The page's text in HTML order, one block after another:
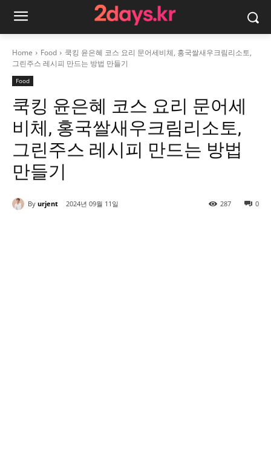
Home Food
쿡킹 윤은혜 코스 요리 문어세비체, 홍국쌀새우크림리소토,
그린주스 레시피 만드는 방법 만들기
Food
쿡킹 윤은혜 코스 요리 문어세
비체, 홍국쌀새우크림리소토,
그린주스 레시피 만드는 방법
만들기
By urjent 2024년 09월 11일 0
287